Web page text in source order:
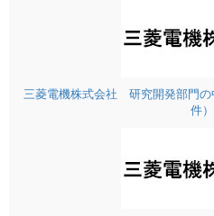
三菱電機株式会社 研究開発部門の
件）